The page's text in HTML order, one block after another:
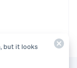
but it looks